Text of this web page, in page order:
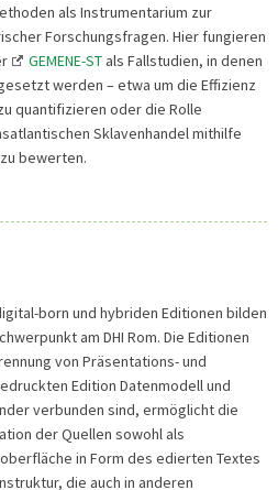
als Instrumentarium zur
Forschungsfragen. Hier fungieren
GEMENE-ST als Fallstudien, in denen
werden – etwa um die Effizienz
quantifizieren oder die Rolle
Sklavenhandel mithilfe
bewerten.
born und hybriden Editionen bilden
am DHI Rom. Die Editionen
von Präsentations- und
Edition Datenmodell und
verbunden sind, ermöglicht die
der Quellen sowohl als
in Form des edierten Textes
die auch in anderen